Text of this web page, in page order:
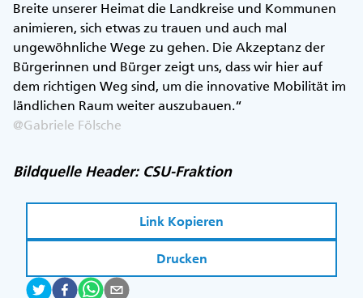
Breite unserer Heimat die Landkreise und Kommunen
animieren, sich etwas zu trauen und auch mal
ungewöhnliche Wege zu gehen. Die Akzeptanz der
Bürgerinnen und Bürger zeigt uns, dass wir hier auf
dem richtigen Weg sind, um die innovative Mobilität im
ländlichen Raum weiter auszubauen.“
@Gabriele Fölsche
Bildquelle Header: CSU-Fraktion
Link Kopieren
Drucken